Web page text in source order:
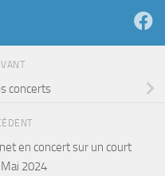
concerts
en concert sur un court
2024